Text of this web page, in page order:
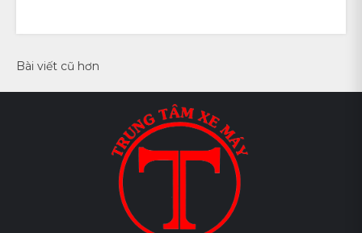
Điều
Bài viết cũ hơn